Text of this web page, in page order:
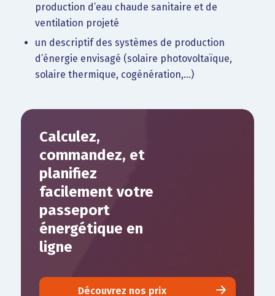
production d’eau chaude sanitaire et de
ventilation projeté
un descriptif des systèmes de production
d’énergie envisagé (solaire photovoltaïque,
solaire thermique, cogénération,…)
Calculez,
commandez, et
planifiez
facilement votre
passeport
énergétique en
ligne
Découvrez nos prix